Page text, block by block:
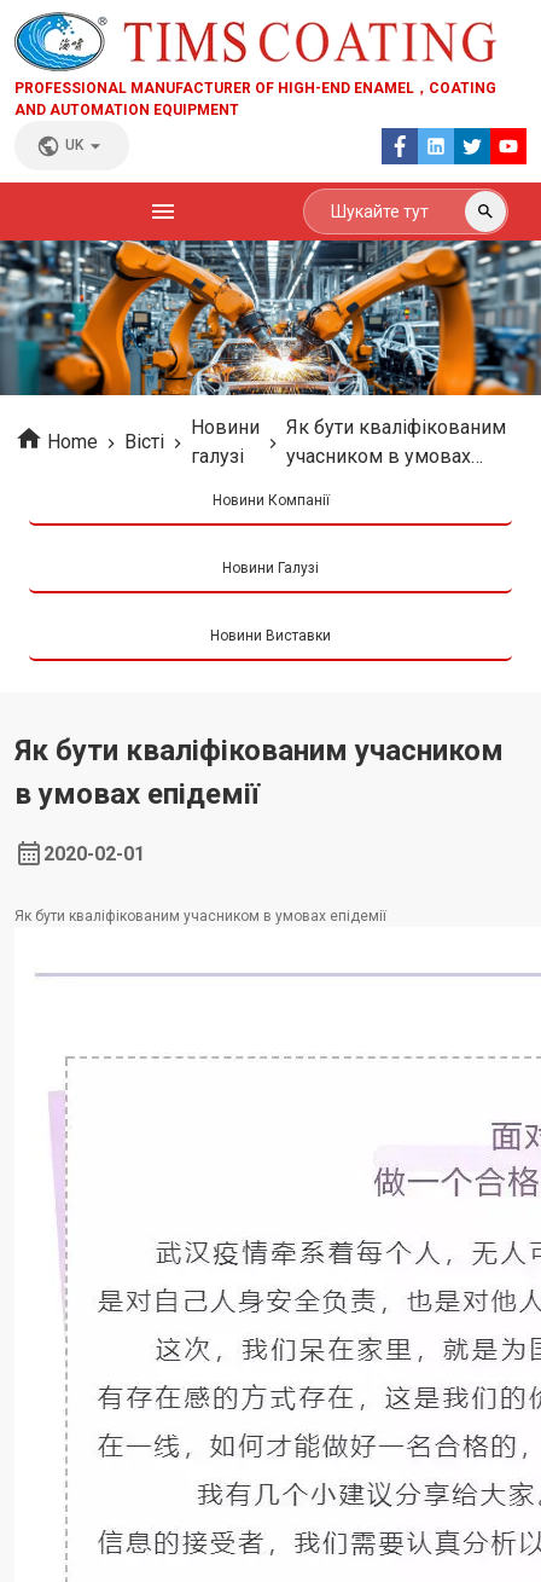
PROFESSIONAL MANUFACTURER OF HIGH-END ENAMEL，COATING
AND AUTOMATION EQUIPMENT
UK
Home Вісті
Новини
галузі
Як бути кваліфікованим
учасником в умовах
Новини Компанії
Новини Галузі
Новини Виставки
Як бути кваліфікованим учасником
в умовах епідемії
2020-02-01
Як бути кваліфікованим учасником в умовах епідемії